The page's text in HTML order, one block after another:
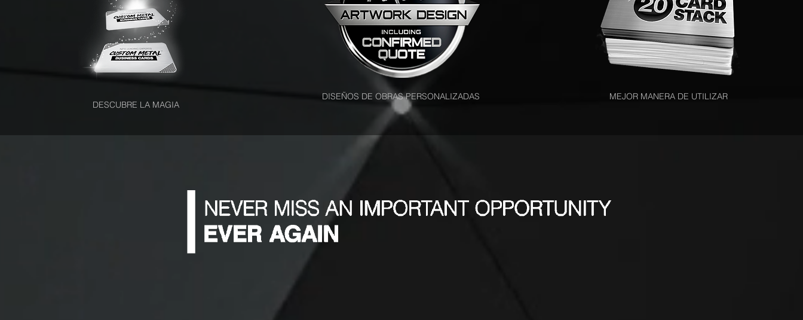
DESCUBRE LA MAGIA
DISEÑOS DE OBRAS PERSONALIZADAS MEJOR MANERA DE UTILIZAR